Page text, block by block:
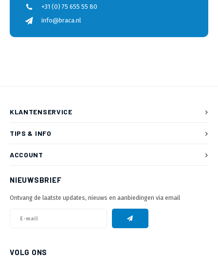
+31 (0) 75 655 55 80
info@braca.nl
KLANTENSERVICE
TIPS & INFO
ACCOUNT
NIEUWSBRIEF
Ontvang de laatste updates, nieuws en aanbiedingen via email
VOLG ONS